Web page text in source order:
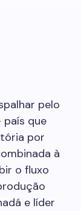
pelo
país que
por
à
o fluxo
e líder